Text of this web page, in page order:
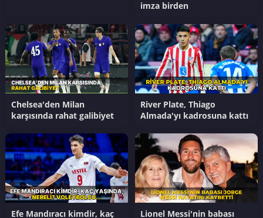
imza birden
Chelsea'den Milan
karşısında rahat galibiyet
River Plate, Thiago
Almada'yı kadrosuna kattı
Efe Mandıracı kimdir, kaç
Lionel Messi'nin babası